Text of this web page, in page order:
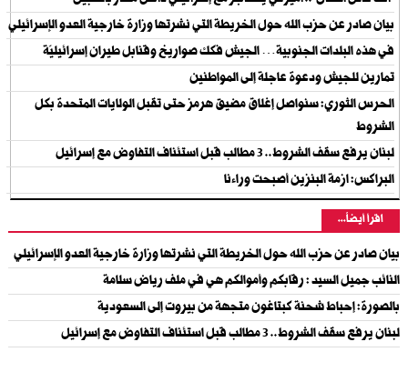
بيان صادر عن حزب الله حول الخريطة التي نشرتها وزارة خارجية العدو الإسرائيلي
في هذه البلدات الجنوبية… الجيش فكك صواريخ وقنابل طيران إسرائيليّة
تمارين للجيش ودعوة عاجلة إلى المواطنين
الحرس الثوري: سنواصل إغلاق مضيق هرمز حتى تقبل الولايات المتحدة بكل
الشروط
لبنان يرفع سقف الشروط.. 3 مطالب قبل استئناف التفاوض مع إسرائيل
البراكس: ازمة البنزين أصبحت وراءنا
اقرأ أيضاً...
بيان صادر عن حزب الله حول الخريطة التي نشرتها وزارة خارجية العدو الإسرائيلي
النائب جميل السيد : رقابكم وأموالكم هي في ملف رياض سلامة
بالصورة: إحباط شحنة كبتاغون متجهة من بيروت إلى السعودية
لبنان يرفع سقف الشروط.. 3 مطالب قبل استئناف التفاوض مع إسرائيل